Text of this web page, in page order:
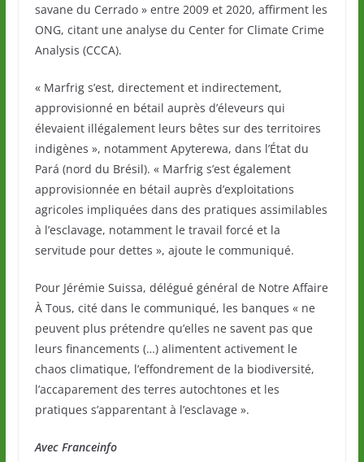
savane du Cerrado » entre 2009 et 2020, affirment les
ONG, citant une analyse du Center for Climate Crime
Analysis (CCCA).
« Marfrig s’est, directement et indirectement,
approvisionné en bétail auprès d’éleveurs qui
élevaient illégalement leurs bêtes sur des territoires
indigènes », notamment Apyterewa, dans l’État du
Pará (nord du Brésil). « Marfrig s’est également
approvisionnée en bétail auprès d’exploitations
agricoles impliquées dans des pratiques assimilables
à l’esclavage, notamment le travail forcé et la
servitude pour dettes », ajoute le communiqué.
Pour Jérémie Suissa, délégué général de Notre Affaire
À Tous, cité dans le communiqué, les banques « ne
peuvent plus prétendre qu’elles ne savent pas que
leurs financements (…) alimentent activement le
chaos climatique, l’effondrement de la biodiversité,
l’accaparement des terres autochtones et les
pratiques s’apparentant à l’esclavage ».
Avec Franceinfo